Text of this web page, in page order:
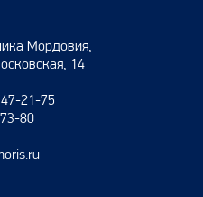
Мордовия,
14
21-75
80